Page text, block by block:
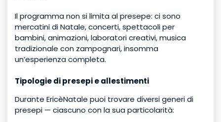
Il programma non si limita al presepe: ci sono
mercatini di Natale, concerti, spettacoli per
bambini, animazioni, laboratori creativi, musica
tradizionale con zampognari, insomma
un’esperienza completa.
Tipologie di presepi e allestimenti
Durante EricèNatale puoi trovare diversi generi di
presepi — ciascuno con la sua particolarità: